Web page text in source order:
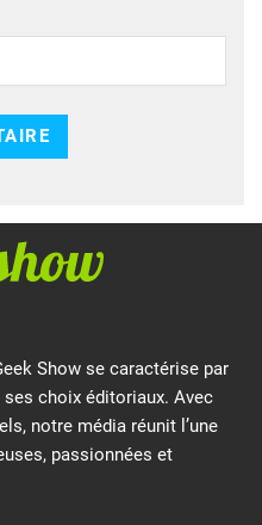
Show se caractérise par
choix éditoriaux. Avec
notre média réunit l’une
passionnées et